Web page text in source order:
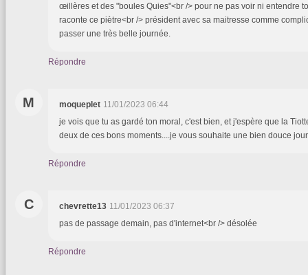
œillères et des "boules Quies"<br /> pour ne pas voir ni entendre
raconte ce piètre<br /> président avec sa maitresse comme
passer une très belle journée.
Répondre
M moqueplet 11/01/2023 06:44
je vois que tu as gardé ton moral, c'est bien, et j'espère que la
deux de ces bons moments....je vous souhaite une bien douce
Répondre
C chevrette13 11/01/2023 06:37
pas de passage demain, pas d'internet<br /> désolée
Répondre